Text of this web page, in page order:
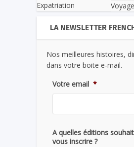
Expatriation
Voyage
LA NEWSLETTER
Nos meilleures histoires,
dans votre boite e-mail.
Votre email *
A quelles éditions
vous inscrire ?